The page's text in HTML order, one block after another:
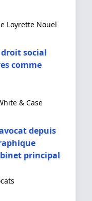
Loyrette Nouel
social
comme
& Case
depuis
principal